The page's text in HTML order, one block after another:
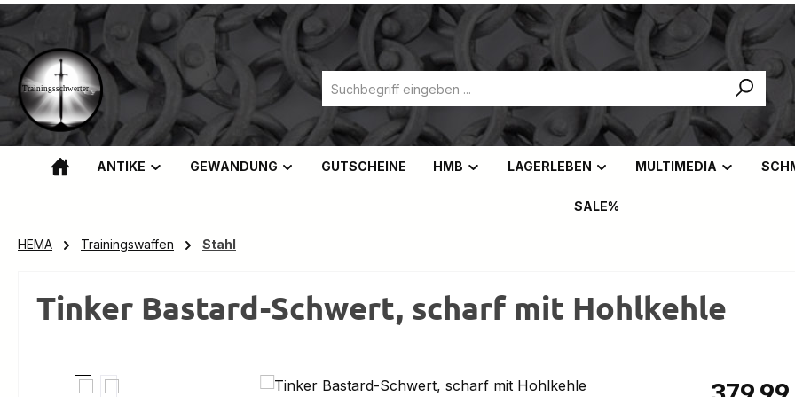
Hauptinhalt springen
Zur Suche springen
Zur Hauptnavigation springen
ANTIKE GEWANDUNG GUTSCHEINE HMB LAGERLEBEN MULTIMEDIA
SALE%
HEMA Trainingswaffen Stahl
Tinker Bastard-Schwert, scharf mit Hohlkehle
Bildergalerie überspringen Regulärer